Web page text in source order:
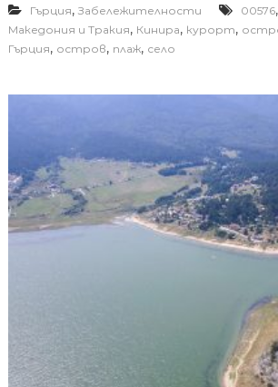
Гърция, Забележителности 00576,
Македония и Тракия, Кинира, курорт,
Гърция, остров, плаж, село